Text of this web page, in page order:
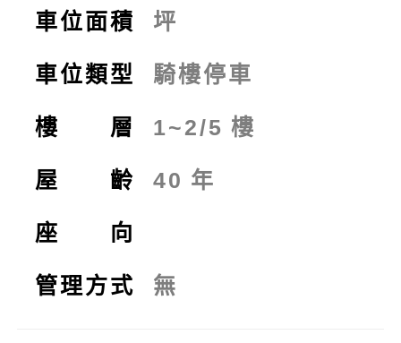
車位面積 坪
車位類型 騎樓停車
樓 層 1~2/5 樓
屋 齡 40 年
座 向
管理方式 無